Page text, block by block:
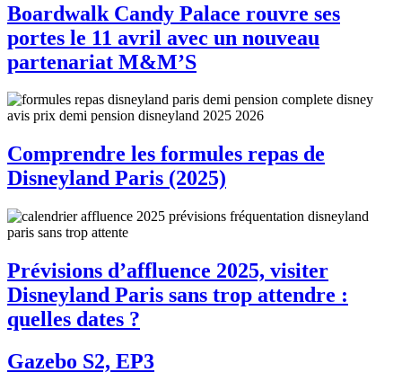
Boardwalk Candy Palace rouvre ses
portes le 11 avril avec un nouveau
partenariat M&M’S
Comprendre les formules repas de
Disneyland Paris (2025)
Prévisions d’affluence 2025, visiter
Disneyland Paris sans trop attendre :
quelles dates ?
Gazebo S2, EP3